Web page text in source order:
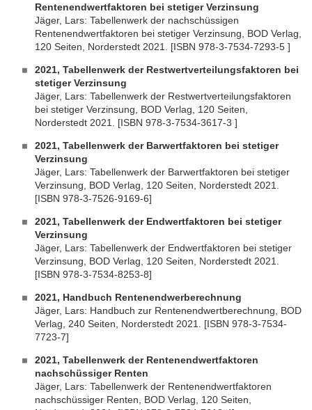
Rentenendwertfaktoren bei stetiger Verzinsung
Jäger, Lars: Tabellenwerk der nachschüssigen
Rentenendwertfaktoren bei stetiger Verzinsung, BOD Verlag,
120 Seiten, Norderstedt 2021. [ISBN 978-3-7534-7293-5 ]
2021, Tabellenwerk der Restwertverteilungsfaktoren bei
stetiger Verzinsung
Jäger, Lars: Tabellenwerk der Restwertverteilungsfaktoren
bei stetiger Verzinsung, BOD Verlag, 120 Seiten,
Norderstedt 2021. [ISBN 978-3-7534-3617-3 ]
2021, Tabellenwerk der Barwertfaktoren bei stetiger
Verzinsung
Jäger, Lars: Tabellenwerk der Barwertfaktoren bei stetiger
Verzinsung, BOD Verlag, 120 Seiten, Norderstedt 2021.
[ISBN 978-3-7526-9169-6]
2021, Tabellenwerk der Endwertfaktoren bei stetiger
Verzinsung
Jäger, Lars: Tabellenwerk der Endwertfaktoren bei stetiger
Verzinsung, BOD Verlag, 120 Seiten, Norderstedt 2021.
[ISBN 978-3-7534-8253-8]
2021, Handbuch Rentenendwerberechnung
Jäger, Lars: Handbuch zur Rentenendwertberechnung, BOD
Verlag, 240 Seiten, Norderstedt 2021. [ISBN 978-3-7534-
7723-7]
2021, Tabellenwerk der Rentenendwertfaktoren
nachschüssiger Renten
Jäger, Lars: Tabellenwerk der Rentenendwertfaktoren
nachschüssiger Renten, BOD Verlag, 120 Seiten,